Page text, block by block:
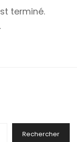
terminé.
Rechercher